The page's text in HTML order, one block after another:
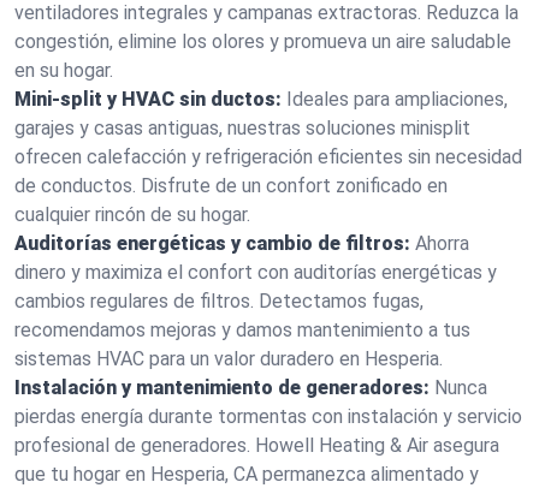
ventiladores integrales y campanas extractoras. Reduzca la
congestión, elimine los olores y promueva un aire saludable
en su hogar.
Mini-split y HVAC sin ductos: Ideales para ampliaciones,
garajes y casas antiguas, nuestras soluciones minisplit
ofrecen calefacción y refrigeración eficientes sin necesidad
de conductos. Disfrute de un confort zonificado en
cualquier rincón de su hogar.
Auditorías energéticas y cambio de filtros: Ahorra
dinero y maximiza el confort con auditorías energéticas y
cambios regulares de filtros. Detectamos fugas,
recomendamos mejoras y damos mantenimiento a tus
sistemas HVAC para un valor duradero en Hesperia.
Instalación y mantenimiento de generadores: Nunca
pierdas energía durante tormentas con instalación y servicio
profesional de generadores. Howell Heating & Air asegura
que tu hogar en Hesperia, CA permanezca alimentado y